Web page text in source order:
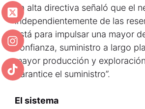
La alta directiva señaló que el
independientemente de las
está para impulsar una mayor
confianza, suministro a largo
mayor producción y
garantice el suministro”.
El sistema